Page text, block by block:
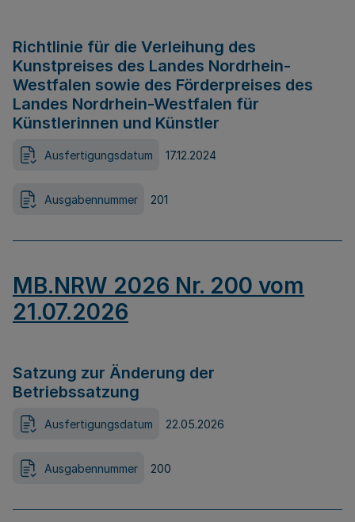
Richtlinie für die Verleihung des
Kunstpreises des Landes Nordrhein-
Westfalen sowie des Förderpreises des
Landes Nordrhein-Westfalen für
Künstlerinnen und Künstler
Ausfertigungsdatum 17.12.2024
Ausgabennummer 201
MB.NRW 2026 Nr. 200 vom
21.07.2026
Satzung zur Änderung der
Betriebssatzung
Ausfertigungsdatum 22.05.2026
Ausgabennummer 200